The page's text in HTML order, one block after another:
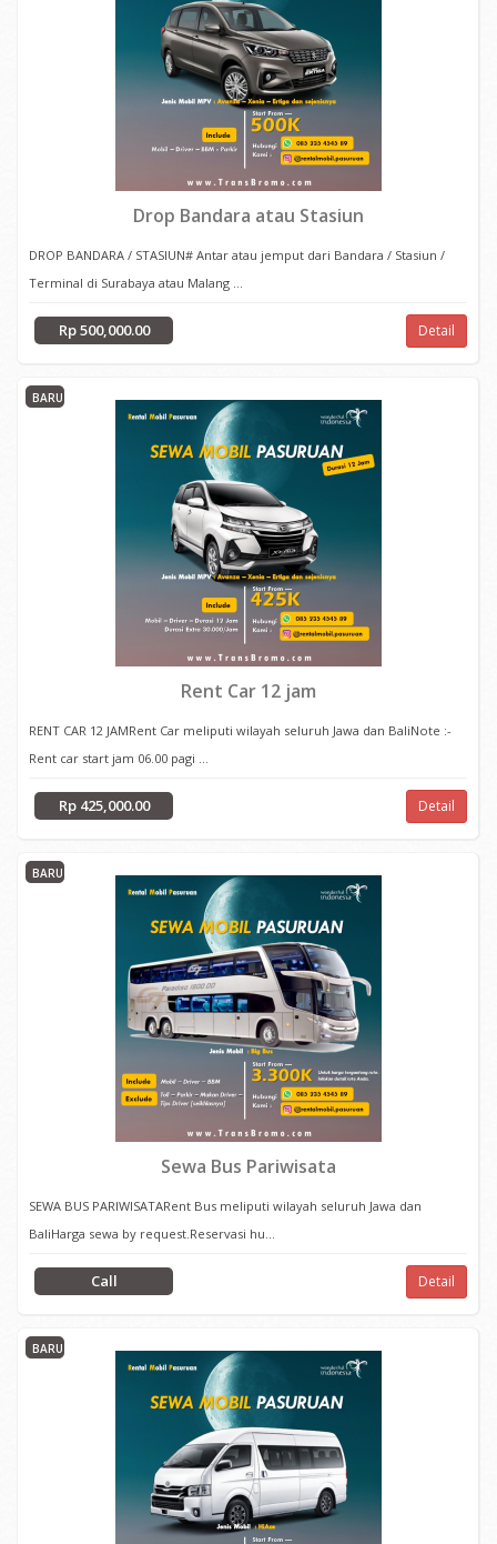
Drop Bandara atau Stasiun
DROP BANDARA / STASIUN# Antar atau jemput dari Bandara / Stasiun /
Terminal di Surabaya atau Malang ...
Rp 500,000.00 Detail
BARU
Rent Car 12 jam
RENT CAR 12 JAMRent Car meliputi wilayah seluruh Jawa dan BaliNote :-
Rent car start jam 06.00 pagi ...
Rp 425,000.00 Detail
BARU
Sewa Bus Pariwisata
SEWA BUS PARIWISATARent Bus meliputi wilayah seluruh Jawa dan
BaliHarga sewa by request.Reservasi hu...
Call Detail
BARU